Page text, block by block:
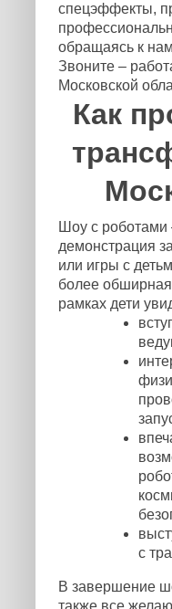
спецэффекты,
обращаясь к
Звоните –
Московской
Как
Шоу с роботами
демонстрация
или игры с
более
рамках дети
с
В завершение
также все